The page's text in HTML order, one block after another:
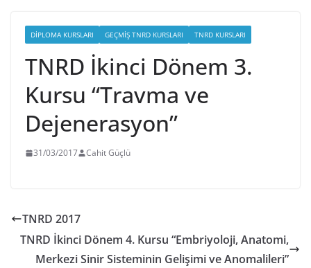
DIPLOMA KURSLARI GEÇMIŞ TNRD KURSLARI TNRD KURSLARI
TNRD İkinci Dönem 3.
Kursu “Travma ve
Dejenerasyon”
31/03/2017 Cahit Güçlü
TNRD 2017
TNRD İkinci Dönem 4. Kursu “Embriyoloji, Anatomi,
Merkezi Sinir Sisteminin Gelişimi ve Anomalileri”